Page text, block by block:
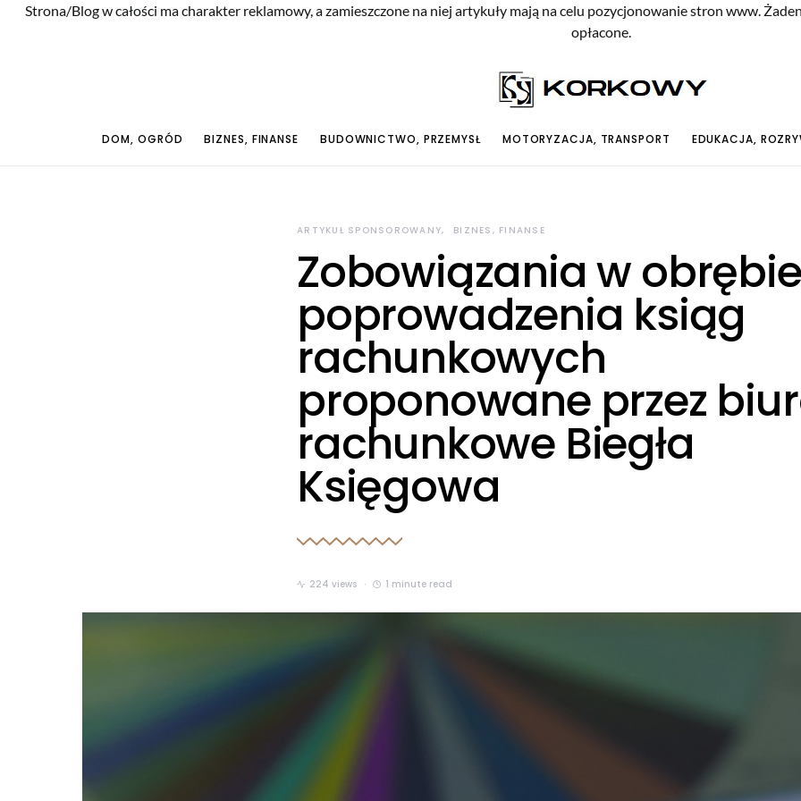
Strona/Blog w całości ma charakter reklamowy, a zamieszczone na niej artykuły mają na celu pozycjonowanie stron www.
opłacone.
DOM, OGRÓD BIZNES, FINANSE BUDOWNICTWO, PRZEMYSŁ MOTORYZACJA, TRANSPORT EDUKACJA,
ARTYKUŁ SPONSOROWANY BIZNES, FINANSE
Zobowiązania w obrębie
poprowadzenia ksiąg
rachunkowych
proponowane przez
rachunkowe Biegła
Księgowa
224 views 1 minute read